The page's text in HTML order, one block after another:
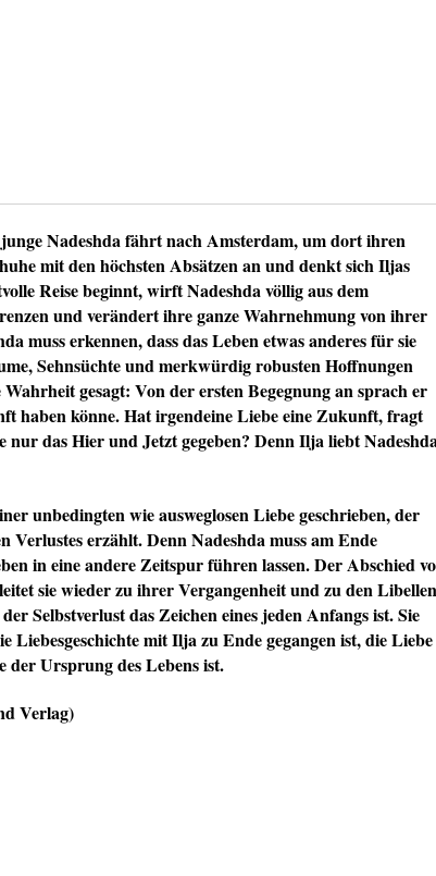
Nadeshda fährt nach Amsterdam, um dort ihren
mit den höchsten Absätzen an und denkt sich Iljas
Reise beginnt, wirft Nadeshda völlig aus dem
und verändert ihre ganze Wahrnehmung von ihrer
muss erkennen, dass das Leben etwas anderes für sie
Sehnsüchte und merkwürdig robusten Hoffnungen
gesagt: Von der ersten Begegnung an sprach er
haben könne. Hat irgendeine Liebe eine Zukunft, fragt
nur das Hier und Jetzt gegeben? Denn Ilja liebt
unbedingten wie ausweglosen Liebe geschrieben, der
Verlustes erzählt. Denn Nadeshda muss am Ende
in eine andere Zeitspur führen lassen. Der Abschied
sie wieder zu ihrer Vergangenheit und zu den Libellen
Selbstverlust das Zeichen eines jeden Anfangs ist. Sie
Liebesgeschichte mit Ilja zu Ende gegangen ist, die Liebe
der Ursprung des Lebens ist.
Verlag)